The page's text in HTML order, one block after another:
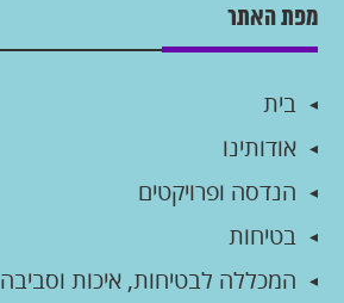
מפת האתר
בית
אודותינו
הנדסה ופרויקטים
בטיחות
המכללה לבטיחות, איכות וסביבה